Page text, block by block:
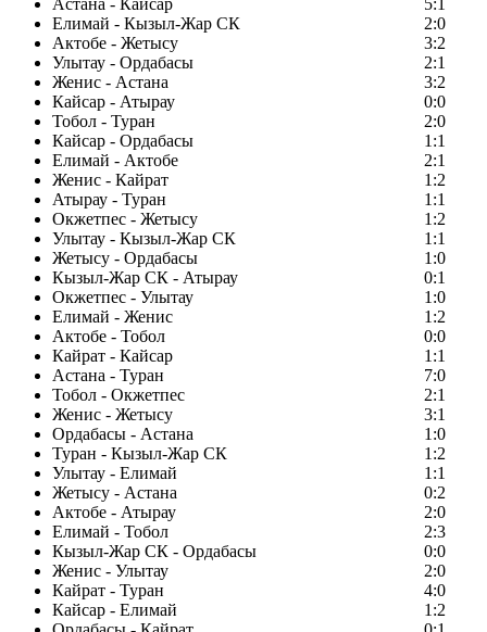
Астана - Кайсар
5:1
Елимай - Кызыл-Жар СК
2:0
Актобе - Жетысу
3:2
Улытау - Ордабасы
2:1
Женис - Астана
3:2
Кайсар - Атырау
0:0
Тобол - Туран
2:0
Кайсар - Ордабасы
1:1
Елимай - Актобе
2:1
Женис - Кайрат
1:2
Атырау - Туран
1:1
Окжетпес - Жетысу
1:2
Улытау - Кызыл-Жар СК
1:1
Жетысу - Ордабасы
1:0
Кызыл-Жар СК - Атырау
0:1
Окжетпес - Улытау
1:0
Елимай - Женис
1:2
Актобе - Тобол
0:0
Кайрат - Кайсар
1:1
Астана - Туран
7:0
Тобол - Окжетпес
2:1
Женис - Жетысу
3:1
Ордабасы - Астана
1:0
Туран - Кызыл-Жар СК
1:2
Улытау - Елимай
1:1
Жетысу - Астана
0:2
Актобе - Атырау
2:0
Елимай - Тобол
2:3
Кызыл-Жар СК - Ордабасы
0:0
Женис - Улытау
2:0
Кайрат - Туран
4:0
Кайсар - Елимай
1:2